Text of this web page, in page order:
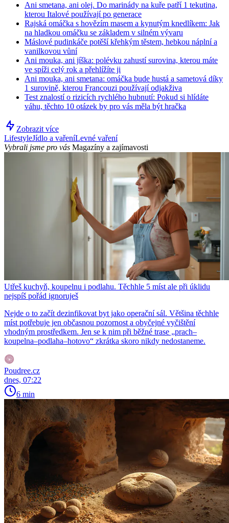
Ani smetana, ani olej. Do marinády na kuře patří 1 tekutina,
kterou Italové používají po generace
Rajská omáčka s hovězím masem a kynutým knedlíkem: Jak
na hladkou omáčku se základem v silném vývaru
Máslové pudinkáče potěší křehkým těstem, hebkou náplní a
vanilkovou vůní
Ani mouka, ani jíška: polévku zahustí surovina, kterou máte
ve spíži celý rok a přehlížíte ji
Ani mouka, ani smetana: omáčka bude hustá a sametová díky
1 surovině, kterou Francouzi používají odjakživa
Test znalostí o rizicích rychlého hubnutí: Pokud si hlídáte
váhu, těchto 10 otázek by pro vás měla být hračka
Zobrazit více
LifestyleJídlo a vařeníLevné vaření
Vybrali jsme pro vás Magazíny a zajímavosti
Utřeš kuchyň, koupelnu i podlahu. Těchhle 5 míst ale při úklidu
nejspíš pořád ignoruješ
Nejde o to začít dezinfikovat byt jako operační sál. Většina těchhle
míst potřebuje jen občasnou pozornost a obyčejné vyčištění
vhodným prostředkem. Jen se k nim při běžné trase „prach–
koupelna–podlaha–hotovo“ zkrátka skoro nikdy nedostaneme.
Poudree.cz
dnes, 07:22
6 min